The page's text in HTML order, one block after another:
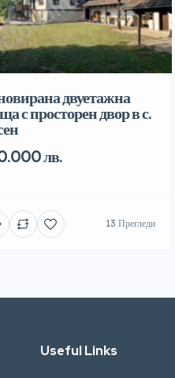
двуетажна
с просторен двор в с.
лв.
13 Прегледи
Useful Links